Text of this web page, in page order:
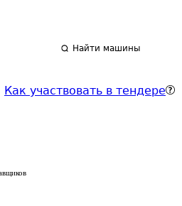
Найти машины
Как участвовать в тендере